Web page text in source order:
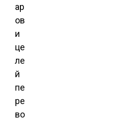
ар
ов
и
це
ле
й
пе
ре
во